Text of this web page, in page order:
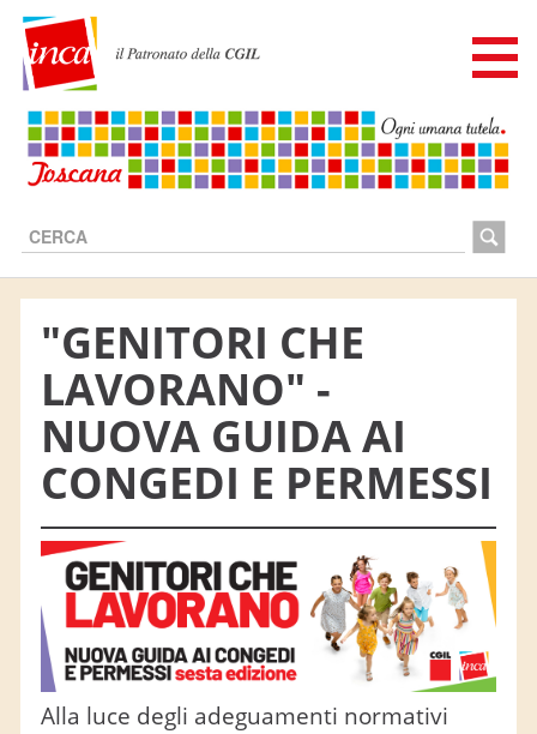
Cerca...
Chi siamo I SERVIZI
Dove siamo La sede più vicina
"GENITORI CHE
LAVORANO" -
NUOVA GUIDA AI
CONGEDI E PERMESSI
Alla luce degli adeguamenti normativi